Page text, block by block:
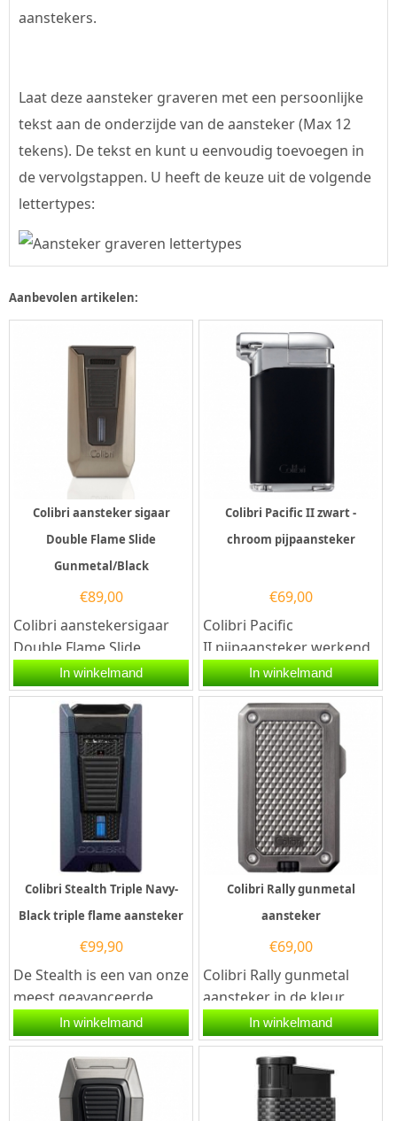
aanstekers.
Laat deze aansteker graveren met een persoonlijke
tekst aan de onderzijde van de aansteker (Max 12
tekens). De tekst en kunt u eenvoudig toevoegen in
de vervolgstappen. U heeft de keuze uit de volgende
lettertypes:
Aanbevolen artikelen:
Colibri aansteker sigaar
Double Flame Slide
Gunmetal/Black
€89,00
Colibri aanstekersigaar
Double Flame Slide
Gunmetal/Black. Deze
Colibri sigaren aansteker
In winkelmand
Colibri Pacific II zwart -
chroom pijpaansteker
€69,00
Colibri Pacific
II pijpaansteker werkend
op butaangas. Deze
rechthoekige Colibri...
In winkelmand
Colibri Stealth Triple Navy-
Black triple flame aansteker
€99,90
De Stealth is een van onze
meest geavanceerde
aanstekers ooit: met
piramidevormige
drievoudige...
In winkelmand
Colibri Rally gunmetal
aansteker
€69,00
Colibri Rally gunmetal
aansteker in de kleur
grijs. Deze Colibri
aansteker heeft een
krachtige...
In winkelmand